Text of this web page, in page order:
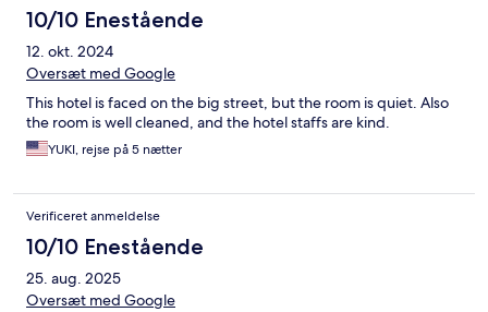
10/10 Enestående
12. okt. 2024
Oversæt med Google
This hotel is faced on the big street, but the room is quiet. Also
the room is well cleaned, and the hotel staffs are kind.
YUKI, rejse på 5 nætter
Verificeret anmeldelse
10/10 Enestående
25. aug. 2025
Oversæt med Google